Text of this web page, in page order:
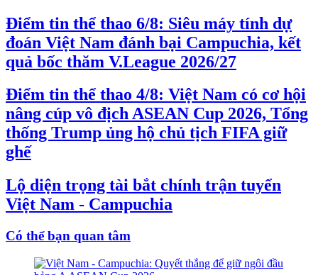
Điểm tin thể thao 6/8: Siêu máy tính dự
đoán Việt Nam đánh bại Campuchia, kết
quả bốc thăm V.League 2026/27
Điểm tin thể thao 4/8: Việt Nam có cơ hội
nâng cúp vô địch ASEAN Cup 2026, Tổng
thống Trump ủng hộ chủ tịch FIFA giữ
ghế
Lộ diện trọng tài bắt chính trận tuyển
Việt Nam - Campuchia
Có thể bạn quan tâm